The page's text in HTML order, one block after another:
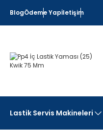
BlogÖdeme Yapİletişim
Lastik Servis Makineleri